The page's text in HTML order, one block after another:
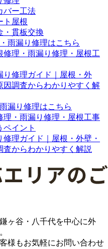
バー工法
ト屋根
・貫板交換
雨漏り修理はこちら
修理・雨漏り修理・屋根工
り修理ガイド｜屋根・外
因調査からわかりやすく解
漏り修理はこちら
理・雨漏り修理・屋根工事
ペイント
修理ガイド｜屋根・外壁・
査からわかりやすく解説
ヶ谷・八千代を中心に外
様もお気軽にお問い合わせ